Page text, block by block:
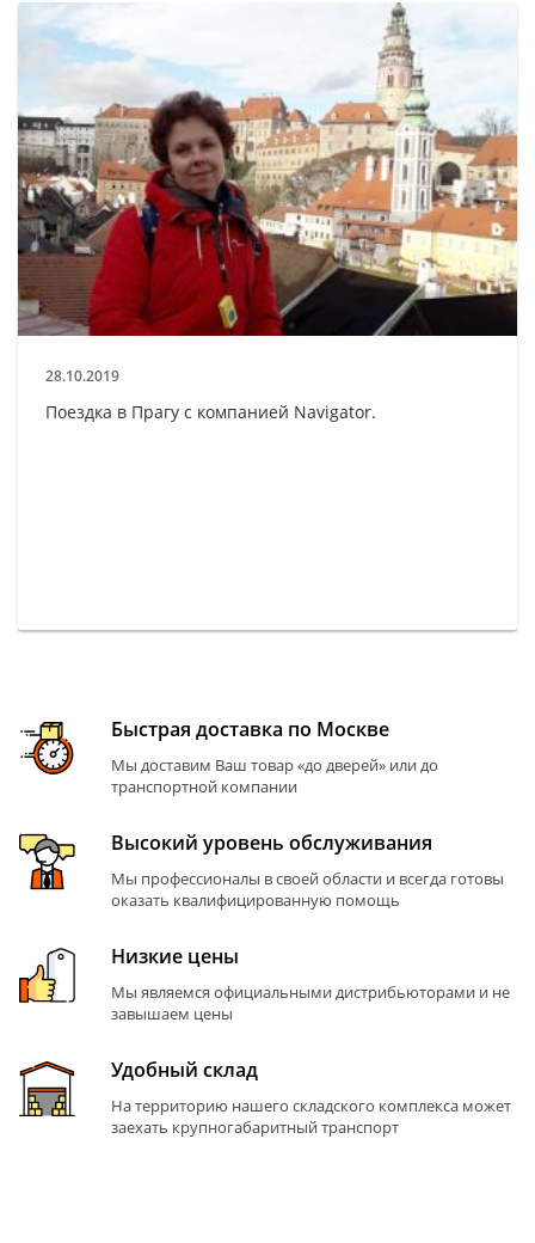
28.10.2019
Поездка в Прагу с компанией Navigator.
Быстрая доставка по Москве
Мы доставим Ваш товар «до дверей» или до
транспортной компании
Высокий уровень обслуживания
Мы профессионалы в своей области и всегда готовы
оказать квалифицированную помощь
Низкие цены
Мы являемся официальными дистрибьюторами и не
завышаем цены
Удобный склад
На территорию нашего складского комплекса может
заехать крупногабаритный транспорт